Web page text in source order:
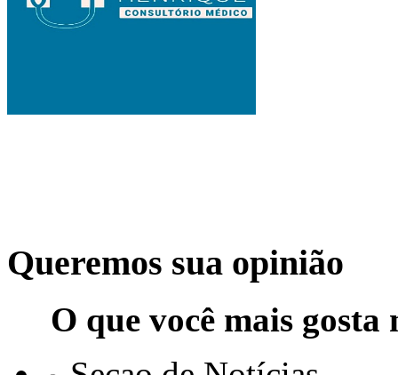
Queremos sua opinião
O que você mais